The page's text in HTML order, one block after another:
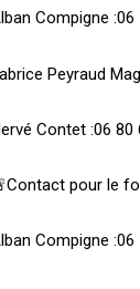
Compigne :06
Peyraud
Contet :06 80
pour le
Compigne :06